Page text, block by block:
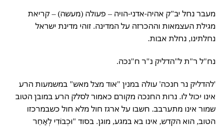
מעבר נחל יב"ק אהיה-אדני-הויה – פעולה (מעשה) – קריאת
מגילת העצמאות וההכרזה על המדינה. זוהי מדינת ישראל
נחלתינו, נחלת אבות.
נח"ל ר"ת ל"הדליק נ"ר ח"נכה.
'להדליק נר חנכה' עולה במנין "אוד מצל מאש" במשמעות הרע
אינו יכול לו. נרות החנכה מקורם כאמור לסלק הרע במובן הטוב
שמור אינו מתערבב. חשבו על ארגז חול מלא חול כשבמרכזו
הטוב, הוא הקדש, אינו בא במגע, מוגן. בסוד "וּכְבוֹדִי לְאַחֵר